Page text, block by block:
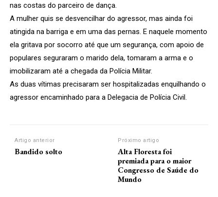
nas costas do parceiro de dança.
A mulher quis se desvencilhar do agressor, mas ainda foi
atingida na barriga e em uma das pernas. E naquele momento
ela gritava por socorro até que um segurança, com apoio de
populares seguraram o marido dela, tomaram a arma e o
imobilizaram até a chegada da Polícia Militar.
As duas vítimas precisaram ser hospitalizadas enquilhando o
agressor encaminhado para a Delegacia de Polícia Civil.
Artigo anterior
Bandido solto
Próximo artigo
Alta Floresta foi
premiada para o maior
Congresso de Saúde do
Mundo